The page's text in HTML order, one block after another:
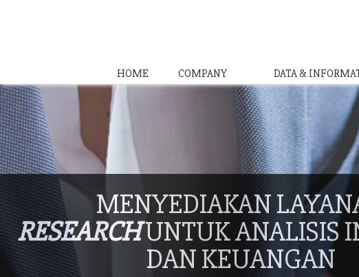
HOME COMPANY DATA &
MENYEDIAKAN
RESEARCHUNTUK ANALISIS
DAN KEUANGAN